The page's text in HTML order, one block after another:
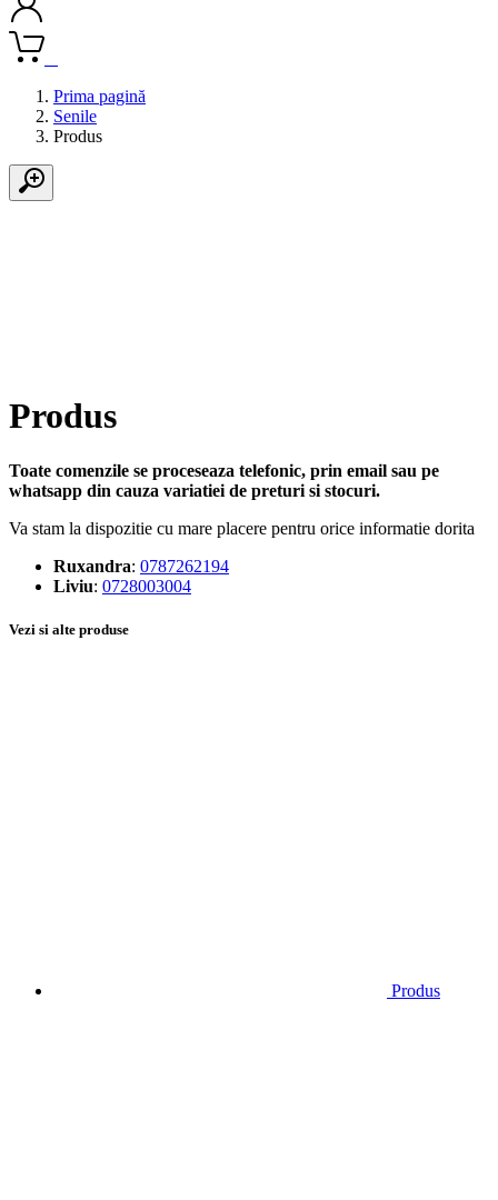
Prima pagină
Senile
Produs
Produs
Toate comenzile se proceseaza telefonic, prin email sau pe
whatsapp din cauza variatiei de preturi si stocuri.
Va stam la dispozitie cu mare placere pentru orice informatie dorita
Ruxandra: 0787262194
Liviu: 0728003004
Vezi si alte produse
Produs